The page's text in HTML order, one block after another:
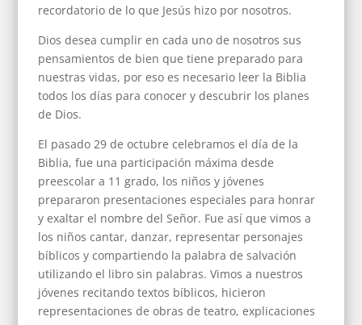
recordatorio de lo que Jesús hizo por nosotros.
Dios desea cumplir en cada uno de nosotros sus
pensamientos de bien que tiene preparado para
nuestras vidas, por eso es necesario leer la Biblia
todos los días para conocer y descubrir los planes
de Dios.
El pasado 29 de octubre celebramos el día de la
Biblia, fue una participación máxima desde
preescolar a 11 grado, los niños y jóvenes
prepararon presentaciones especiales para honrar
y exaltar el nombre del Señor. Fue así que vimos a
los niños cantar, danzar, representar personajes
bíblicos y compartiendo la palabra de salvación
utilizando el libro sin palabras. Vimos a nuestros
jóvenes recitando textos bíblicos, hicieron
representaciones de obras de teatro, explicaciones